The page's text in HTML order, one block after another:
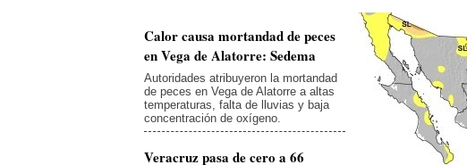
Calor causa mortandad de peces
en Vega de Alatorre: Sedema
Autoridades atribuyeron la mortandad
de peces en Vega de Alatorre a altas
temperaturas, falta de lluvias y baja
concentración de oxígeno.
Veracruz pasa de cero a 66